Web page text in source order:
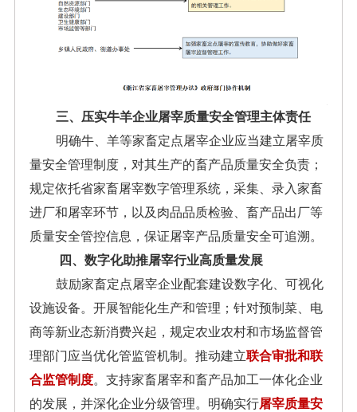
三、压实牛羊企业屠宰质量安全管理主体责任
明确牛、羊等家畜定点屠宰企业应当建立屠宰质
量安全管理制度，对其生产的畜产品质量安全负责；
规定依托省家畜屠宰数字管理系统，采集、录入家畜
进厂和屠宰环节，以及肉品品质检验、畜产品出厂等
质量安全管控信息，保证屠宰产品质量安全可追溯。
四、数字化助推屠宰行业高质量发展
鼓励家畜定点屠宰企业配套建设数字化、可视化
设施设备。开展智能化生产和管理；针对预制菜、电
商等新业态新消费兴起，规定农业农村和市场监督管
理部门应当优化管监管机制。推动建立联合审批和联
合监管制度。支持家畜屠宰和畜产品加工一体化企业
的发展，并深化企业分级管理。明确实行屠宰质量安